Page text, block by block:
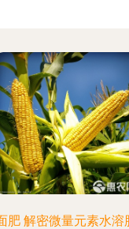
肥 解密微量元素水溶